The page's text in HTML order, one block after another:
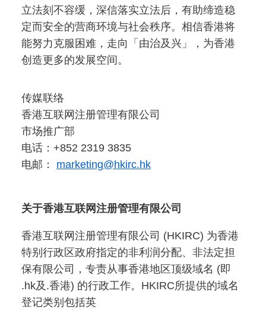
立法刻不容缓，深信落实立法后，有助缔造稳
定而安全的营商环境与社会秩序。相信香港将
能努力克服困难，走向「由治及兴」，为香港
创造更多的发展空间。
传媒联络
香港互联网注册管理有限公司
市场推广部
电话：+852 2319 3835
电邮：
marketing@hkirc.hk
关于香港互联网注册管理有限公司
香港互联网注册管理有限公司 (HKIRC) 为香港
特别行政区政府指定的非利润分配、非法定担
保有限公司，专责从事香港地区顶级域名 (即
.hk及.香港) 的行政工作。HKIRC所提供的域名
登记类别包括英